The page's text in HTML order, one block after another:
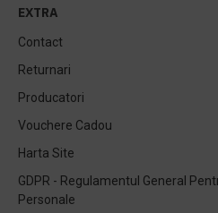
EXTRA
Contact
Returnari
Producatori
Vouchere Cadou
Harta Site
GDPR - Regulamentul General
Personale